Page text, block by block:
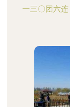
一三〇团六